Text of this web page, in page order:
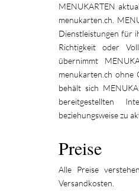
MENUKARTEN
menukarten.ch.
Dienstleistungen für
Richtigkeit oder
übernimmt
menukarten.ch ohne
behält sich
bereitgestellten
beziehungsweise zu
Preise
Alle Preise
Versandkosten.